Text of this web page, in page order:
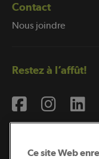
Contact
Nous joindre
Restez à l’affût!
Ce site Web